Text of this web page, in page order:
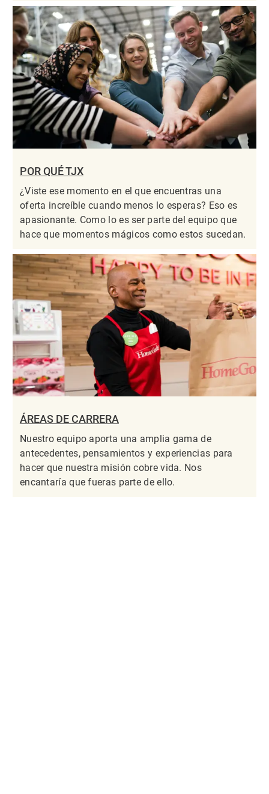
POR QUÉ TJX
¿Viste ese momento en el que encuentras una
oferta increíble cuando menos lo esperas? Eso es
apasionante. Como lo es ser parte del equipo que
hace que momentos mágicos como estos sucedan.
ÁREAS DE CARRERA
Nuestro equipo aporta una amplia gama de
antecedentes, pensamientos y experiencias para
hacer que nuestra misión cobre vida. Nos
encantaría que fueras parte de ello.